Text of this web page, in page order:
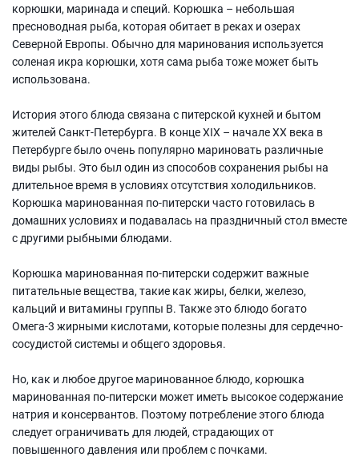
корюшки, маринада и специй. Корюшка – небольшая
пресноводная рыба, которая обитает в реках и озерах
Северной Европы. Обычно для маринования используется
соленая икра корюшки, хотя сама рыба тоже может быть
использована.
История этого блюда связана с питерской кухней и бытом
жителей Санкт-Петербурга. В конце XIX – начале XX века в
Петербурге было очень популярно мариновать различные
виды рыбы. Это был один из способов сохранения рыбы на
длительное время в условиях отсутствия холодильников.
Корюшка маринованная по-питерски часто готовилась в
домашних условиях и подавалась на праздничный стол вместе
с другими рыбными блюдами.
Корюшка маринованная по-питерски содержит важные
питательные вещества, такие как жиры, белки, железо,
кальций и витамины группы В. Также это блюдо богато
Омега-3 жирными кислотами, которые полезны для сердечно-
сосудистой системы и общего здоровья.
Но, как и любое другое маринованное блюдо, корюшка
маринованная по-питерски может иметь высокое содержание
натрия и консервантов. Поэтому потребление этого блюда
следует ограничивать для людей, страдающих от
повышенного давления или проблем с почками.